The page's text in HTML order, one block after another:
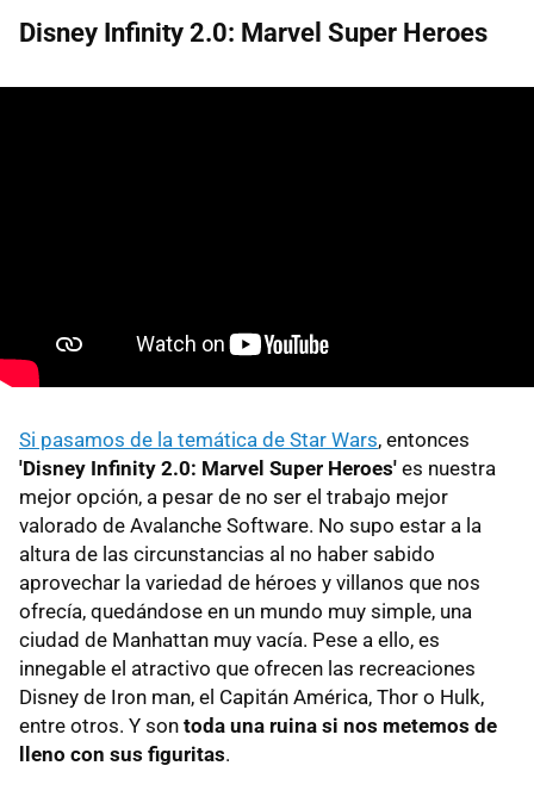
Disney Infinity 2.0: Marvel Super Heroes
Si pasamos de la temática de Star Wars, entonces
'Disney Infinity 2.0: Marvel Super Heroes' es nuestra
mejor opción, a pesar de no ser el trabajo mejor
valorado de Avalanche Software. No supo estar a la
altura de las circunstancias al no haber sabido
aprovechar la variedad de héroes y villanos que nos
ofrecía, quedándose en un mundo muy simple, una
ciudad de Manhattan muy vacía. Pese a ello, es
innegable el atractivo que ofrecen las recreaciones
Disney de Iron man, el Capitán América, Thor o Hulk,
entre otros. Y son toda una ruina si nos metemos de
lleno con sus figuritas.